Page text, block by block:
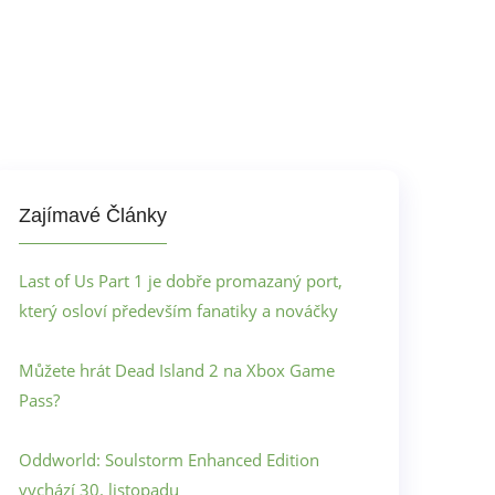
Zajímavé Články
Last of Us Part 1 je dobře promazaný port,
který osloví především fanatiky a nováčky
Můžete hrát Dead Island 2 na Xbox Game
Pass?
Oddworld: Soulstorm Enhanced Edition
vychází 30. listopadu